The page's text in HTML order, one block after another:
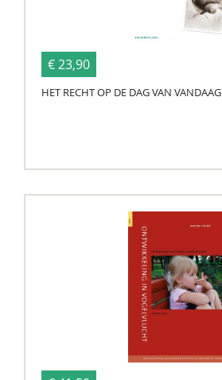
€ 23,90
HET RECHT OP DE DAG VAN VANDAAG